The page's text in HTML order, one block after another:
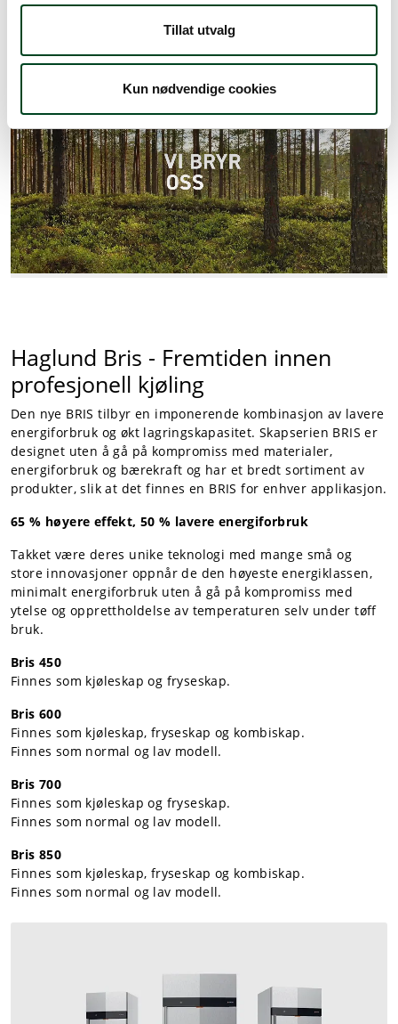
Tillat utvalg
Kun nødvendige cookies
Haglund Bris - Fremtiden innen
profesjonell kjøling
Den nye BRIS tilbyr en imponerende kombinasjon av lavere
energiforbruk og økt lagringskapasitet. Skapserien BRIS er
designet uten å gå på kompromiss med materialer,
energiforbruk og bærekraft og har et bredt sortiment av
produkter, slik at det finnes en BRIS for enhver applikasjon.
65 % høyere effekt, 50 % lavere energiforbruk
Takket være deres unike teknologi med mange små og
store innovasjoner oppnår de den høyeste energiklassen,
minimalt energiforbruk uten å gå på kompromiss med
ytelse og opprettholdelse av temperaturen selv under tøff
bruk.
Bris 450
Finnes som kjøleskap og fryseskap.
Bris 600
Finnes som kjøleskap, fryseskap og kombiskap.
Finnes som normal og lav modell.
Bris 700
Finnes som kjøleskap og fryseskap.
Finnes som normal og lav modell.
Bris 850
Finnes som kjøleskap, fryseskap og kombiskap.
Finnes som normal og lav modell.